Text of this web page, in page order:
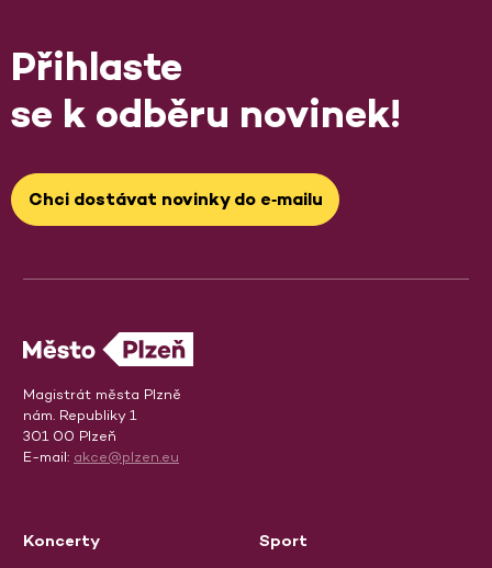
Přihlaste
se k odběru novinek!
Chci dostávat novinky do e‑mailu
Magistrát města Plzně
nám. Republiky 1
301 00 Plzeň
E-mail: akce@plzen.eu
Koncerty Sport